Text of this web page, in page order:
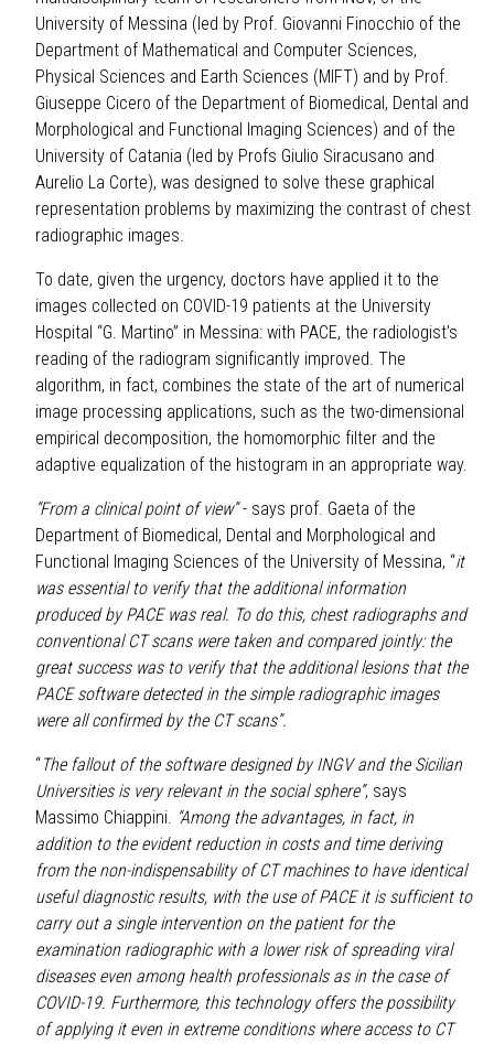
University of Messina (led by Prof. Giovanni Finocchio of the
Department of Mathematical and Computer Sciences,
Physical Sciences and Earth Sciences (MIFT) and by Prof.
Giuseppe Cicero of the Department of Biomedical, Dental and
Morphological and Functional Imaging Sciences) and of the
University of Catania (led by Profs Giulio Siracusano and
Aurelio La Corte), was designed to solve these graphical
representation problems by maximizing the contrast of chest
radiographic images.
To date, given the urgency, doctors have applied it to the
images collected on COVID-19 patients at the University
Hospital “G. Martino” in Messina: with PACE, the radiologist's
reading of the radiogram significantly improved. The
algorithm, in fact, combines the state of the art of numerical
image processing applications, such as the two-dimensional
empirical decomposition, the homomorphic filter and the
adaptive equalization of the histogram in an appropriate way.
“From a clinical point of view”- says prof. Gaeta of the
Department of Biomedical, Dental and Morphological and
Functional Imaging Sciences of the University of Messina, “it
was essential to verify that the additional information
produced by PACE was real. To do this, chest radiographs and
conventional CT scans were taken and compared jointly: the
great success was to verify that the additional lesions that the
PACE software detected in the simple radiographic images
were all confirmed by the CT scans”.
“The fallout of the software designed by INGV and the Sicilian
Universities is very relevant in the social sphere”, says
Massimo Chiappini. “Among the advantages, in fact, in
addition to the evident reduction in costs and time deriving
from the non-indispensability of CT machines to have identical
useful diagnostic results, with the use of PACE it is sufficient to
carry out a single intervention on the patient for the
examination radiographic with a lower risk of spreading viral
diseases even among health professionals as in the case of
COVID-19. Furthermore, this technology offers the possibility
of applying it even in extreme conditions where access to CT